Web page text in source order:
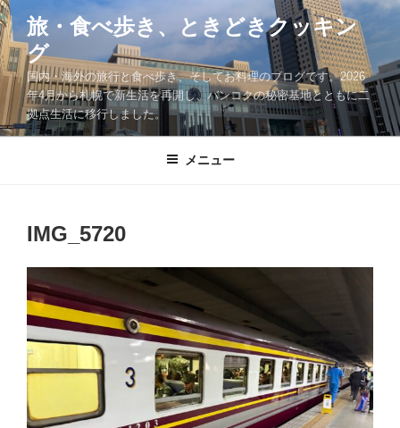
コ
ン
テ
ン
ツ
へ
ス
旅・食べ歩き、ときどきクッキン
グ
国内・海外の旅行と食べ歩き、そしてお料理のブログです。2026
年4月から札幌で新生活を再開し、バンコクの秘密基地とともに二
拠点生活に移行しました。
メニュー
IMG_5720